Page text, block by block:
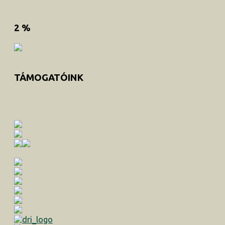
2 %
TÁMOGATÓINK